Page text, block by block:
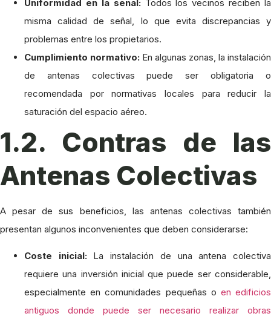
Uniformidad en la señal:Todos los vecinos reciben la
misma calidad de señal, lo que evita discrepancias y
problemas entre los propietarios.
Cumplimiento normativo: En algunas zonas, la instalación
de antenas colectivas puede ser obligatoria o
recomendada por normativas locales para reducir la
saturación del espacio aéreo.
1.2. Contras de las
Antenas Colectivas
A pesar de sus beneficios, las antenas colectivas también
presentan algunos inconvenientes que deben considerarse:
Coste inicial:La instalación de una antena colectiva
requiere una inversión inicial que puede ser considerable,
especialmente en comunidades pequeñas o en edificios
antiguos donde puede ser necesario realizar obras